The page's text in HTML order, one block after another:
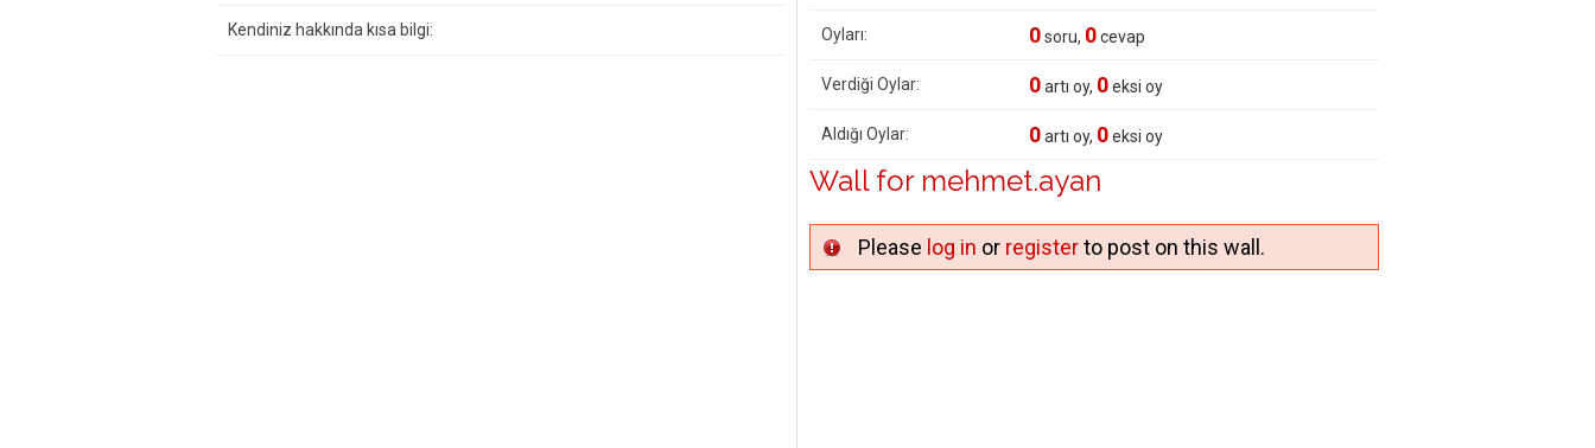
Kendiniz hakkında kısa bilgi: Oyları: 0soru, 0cevap
Verdiği Oylar: 0artı oy, 0eksi oy
Aldığı Oylar: 0artı oy, 0eksi oy
Wall for mehmet.ayan
Please log in or registerto post on this wall.